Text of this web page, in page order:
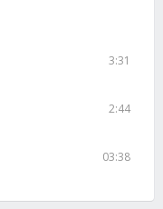
3:31
2:44
03:38